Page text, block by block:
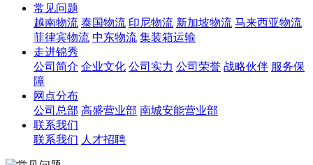
常见问题
越南物流 泰国物流 印尼物流 新加坡物流 马来西亚物流
菲律宾物流 中东物流 集装箱运输
走进锦秀
公司简介 企业文化 公司实力 公司荣誉 战略伙伴 服务保
障
网点分布
公司总部 高盛营业部 南城安能营业部
联系我们
联系我们 人才招聘